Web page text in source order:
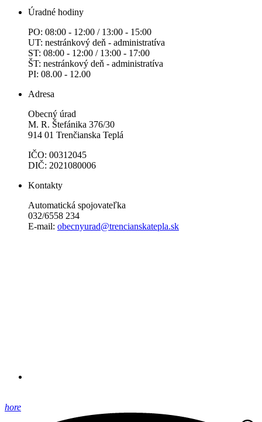
Úradné hodiny
PO: 08:00 - 12:00 / 13:00 - 15:00
UT: nestránkový deň - administratíva
ST: 08:00 - 12:00 / 13:00 - 17:00
ŠT: nestránkový deň - administratíva
PI: 08.00 - 12.00
Adresa
Obecný úrad
M. R. Štefánika 376/30
914 01 Trenčianska Teplá
IČO: 00312045
DIČ: 2021080006
Kontakty
Automatická spojovateľka
032/6558 234
E-mail: obecnyurad@trencianskatepla.sk
hore